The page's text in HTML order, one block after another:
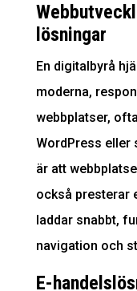
lösningar
En digitalbyrå
moderna,
webbplatser,
WordPress eller
är att
också presterar
laddar snabbt,
navigation och
E-